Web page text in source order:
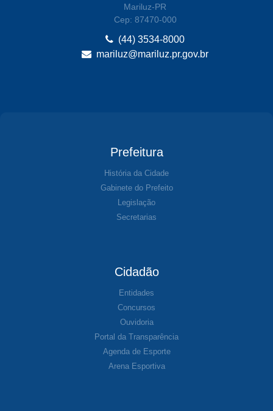
Mariluz-PR
Cep: 87470-000
(44) 3534-8000
mariluz@mariluz.pr.gov.br
Prefeitura
História da Cidade
Gabinete do Prefeito
Legislação
Secretarias
Cidadão
Entidades
Concursos
Ouvidoria
Portal da Transparência
Agenda de Esporte
Arena Esportiva